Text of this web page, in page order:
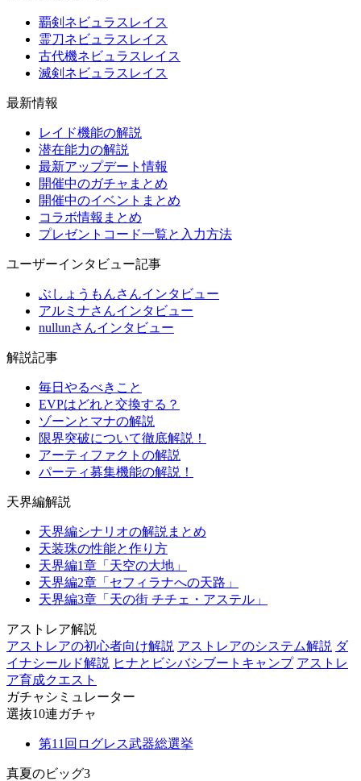
覇剣ネビュラスレイス
霊刀ネビュラスレイス
古代機ネビュラスレイス
滅剣ネビュラスレイス
最新情報
レイド機能の解説
潜在能力の解説
最新アップデート情報
開催中のガチャまとめ
開催中のイベントまとめ
コラボ情報まとめ
プレゼントコード一覧と入力方法
ユーザーインタビュー記事
ぶしょうもんさんインタビュー
アルミナさんインタビュー
nullunさんインタビュー
解説記事
毎日やるべきこと
EVPはどれと交換する？
ゾーンとマナの解説
限界突破について徹底解説！
アーティファクトの解説
パーティ募集機能の解説！
天界編解説
天界編シナリオの解説まとめ
天装珠の性能と作り方
天界編1章「天空の大地」
天界編2章「セフィラナへの天路」
天界編3章「天の街 チチェ・アステル」
アストレア解説
アストレアの初心者向け解説 アストレアのシステム解説 ダ
イナシールド解説 ヒナとビシバシブートキャンプ アストレ
ア育成クエスト
ガチャシミュレーター
選抜10連ガチャ
第11回ログレス武器総選挙
真夏のビッグ3